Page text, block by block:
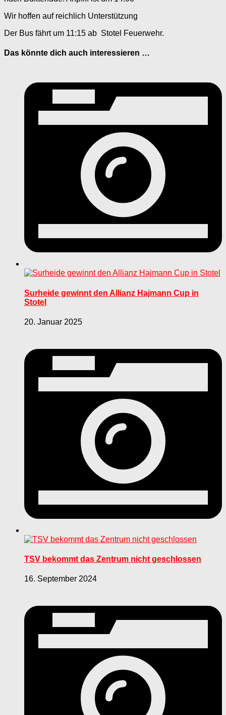
Wir hoffen auf reichlich Unterstützung
Der Bus fährt um 11:15 ab Stotel Feuerwehr.
Das könnte dich auch interessieren …
Surheide gewinnt den Allianz Hajmann Cup in
Stotel
20. Januar 2025
TSV bekommt das Zentrum nicht geschlossen
16. September 2024